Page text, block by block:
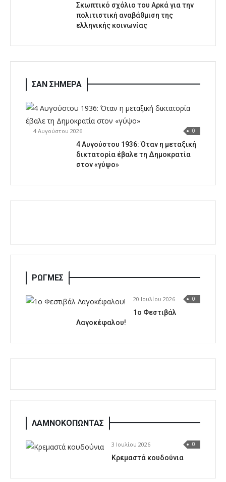
Σκωπτικό σχόλιο του Αρκά για την
πολιτιστική αναβάθμιση της
ελληνικής κοινωνίας
ΣΑΝ ΣΗΜΕΡΑ
4 Αυγούστου 2026 0
4 Αυγούστου 1936: Όταν η μεταξική
δικτατορία έβαλε τη Δημοκρατία
στον «γύψο»
ΡΩΓΜΕΣ
20 Ιουλίου 2026 0
1o Φεστιβάλ
Λαγοκέφαλου!
ΛΑΜΝΟΚΟΠΩΝΤΑΣ
3 Ιουλίου 2026 0
Κρεμαστά κουδούνια